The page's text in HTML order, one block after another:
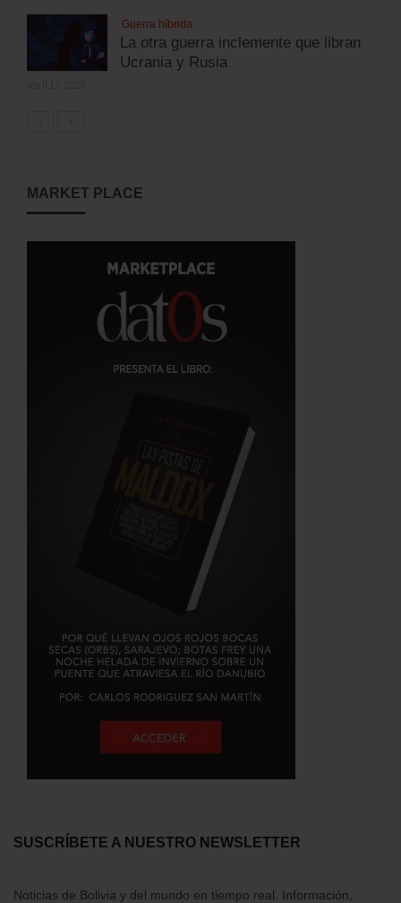
Guerra híbrida
La otra guerra inclemente que libran
Ucrania y Rusia
MARKET PLACE
SUSCRÍBETE A NUESTRO NEWSLETTER
Noticias de Bolivia y del mundo en tiempo real. Información,